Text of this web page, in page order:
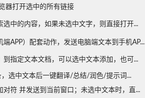
器打开选中的所有链接
选中的内容，如果未选中文字，则直接打开...
端APP）配套动作，发送电脑端文本到手机AP...
到指定文本文档，可以选中文本添加，也可...
选中文本后一键翻译/总结/润色/提示词...
对符 并发送到当前窗口；未选中文本时，直...